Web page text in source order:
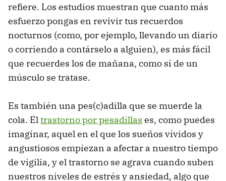
refiere. Los estudios muestran que cuanto más
esfuerzo pongas en revivir tus recuerdos
nocturnos (como, por ejemplo, llevando un diario
o corriendo a contárselo a alguien), es más fácil
que recuerdes los de mañana, como si de un
músculo se tratase.
Es también una pes(c)adilla que se muerde la
cola. Eltrastorno por pesadillas es, como puedes
imaginar, aquel en el que los sueños vívidos y
angustiosos empiezan a afectar a nuestro tiempo
de vigilia, y el trastorno se agrava cuando suben
nuestros niveles de estrés y ansiedad, algo que